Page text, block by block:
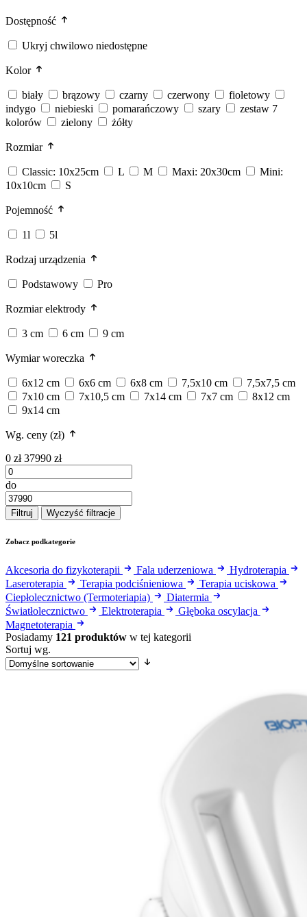
Dostępność
Ukryj chwilowo niedostępne
Kolor
biały brązowy czarny czerwony
fioletowy
indygo
niebieski pomarańczowy szary
zestaw 7
kolorów
zielony żółty
Rozmiar
Classic: 10x25cm L M Maxi: 20x30cm
Mini:
10x10cm
S
Pojemność
1l 5l
Rodzaj urządzenia
Podstawowy Pro
Rozmiar elektrody
3 cm 6 cm 9 cm
Wymiar woreczka
6x12 cm 6x6 cm 6x8 cm 7,5x10 cm
7,5x7,5 cm
7x10 cm
7x10,5 cm 7x14 cm 7x7 cm
8x12 cm
9x14 cm
Wg. ceny (zł)
0 zł 37990 zł
do
Filtruj Wyczyść filtracje
Zobacz podkategorie
Akcesoria do fizykoterapii Fala uderzeniowa
Hydroterapia
Laseroterapia
Terapia podciśnieniowa
Terapia uciskowa
Ciepłolecznictwo (Termoteriapia)
Diatermia
Światłolecznictwo
Elektroterapia
Głęboka oscylacja
Magnetoterapia
Posiadamy 121 produktów w tej kategorii
Sortuj wg.